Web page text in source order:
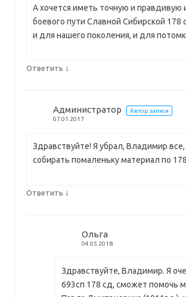
А хочется иметь точную и правдивую
боевого пути Славной Сибирской 178
и для нашего поколения, и для
Ответить ↓
Администратор
Автор записи
07.01.2017
Здравствуйте! Я убрал, Владимир
собирать помаленьку материал по
Ответить ↓
Ольга
04.05.2018
Здравствуйте, Владимир. Я
693сп 178 сд, сможет помочь